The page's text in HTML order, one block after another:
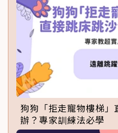
狗狗「拒走寵物樓梯
辦？專家訓練法必學